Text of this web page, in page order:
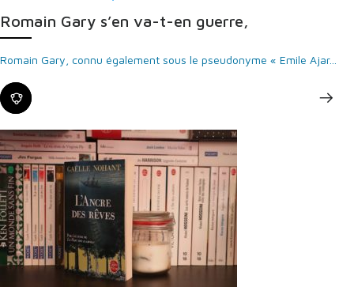
Romain Gary s’en va-t-en guerre,
Romain Gary, connu également sous le pseudonyme « Emile Ajar...